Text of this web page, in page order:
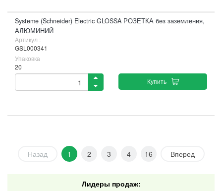
Systeme (Schneider) Electric GLOSSA РОЗЕТКА без заземления,
АЛЮМИНИЙ
Артикул :
GSL000341
Упаковка
20
Купить
Назад 1 2 3 4 16 Вперед
Лидеры продаж: